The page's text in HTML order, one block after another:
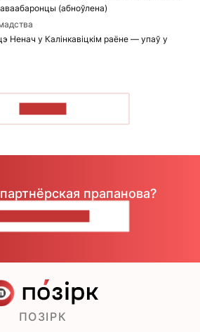
(абноўлена)
Ненач у Калінкавіцкім раёне — упаў у
прапанова?
ПОЗІРК